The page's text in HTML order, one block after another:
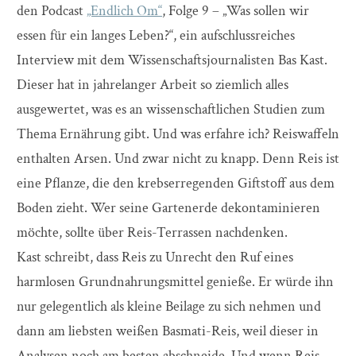
den Podcast „Endlich Om“, Folge 9 – „Was sollen wir
essen für ein langes Leben?“, ein aufschlussreiches
Interview mit dem Wissenschaftsjournalisten Bas Kast.
Dieser hat in jahrelanger Arbeit so ziemlich alles
ausgewertet, was es an wissenschaftlichen Studien zum
Thema Ernährung gibt. Und was erfahre ich? Reiswaffeln
enthalten Arsen. Und zwar nicht zu knapp. Denn Reis ist
eine Pflanze, die den krebserregenden Giftstoff aus dem
Boden zieht. Wer seine Gartenerde dekontaminieren
möchte, sollte über Reis-Terrassen nachdenken.
Kast schreibt, dass Reis zu Unrecht den Ruf eines
harmlosen Grundnahrungsmittel genieße. Er würde ihn
nur gelegentlich als kleine Beilage zu sich nehmen und
dann am liebsten weißen Basmati-Reis, weil dieser in